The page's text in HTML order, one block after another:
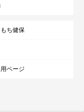
ち健保
ページ